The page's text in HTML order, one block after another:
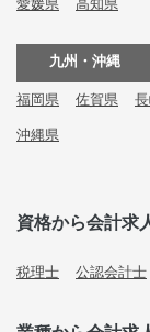
愛媛県 高知県
九州・沖縄
福岡県 佐賀県
沖縄県
資格から会計求
税理士 公認会計士